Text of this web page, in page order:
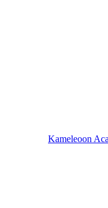
Kameleoon